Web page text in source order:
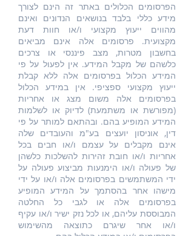
הפרסומים הכלולים באתר זה הינם לצורך
מידע כללי בלבד בנושאים הנדונים ואינם
מהווים ייעוץ מקצועי ו/או חוות דעת
מקצועית. פרסומים אלה אינם מביאים
בחשבון מטרות, מצב פיננסי או צרכים
כלשהם של מקבל המידע. אין לפעול על פי
המידע הכלול בפרסומים אלה ללא קבלת
ייעוץ מקצועי ספציפי. אין במידע הכלול
בפרסומים אלה משום מצג או אחריות
(מפורשת או משתמעת) לדיוק או לשלמות
המידע המופיע בהם. ובהתאם למותר על פי
דין, אוניסון יועצים בע"מ והעובדים שלה
אינם מקבלים על עצמם ו/או חבים בכל
אחריות ו/או חובת זהירות להשלכות כלשהן
של פעולה ו/או הימנעות מביצוע פעולה על
ידי המשתמשים בפרסומים אלה ו/או על ידי
מישהו אחר בהסתמך על המידע המופיע
בפרסומים אלה או לגבי כל החלטה
המבוססת עליהם, או לכל נזק ישיר ו/או עקיף
ו/או אחר שיגרם כתוצאה מהשימוש